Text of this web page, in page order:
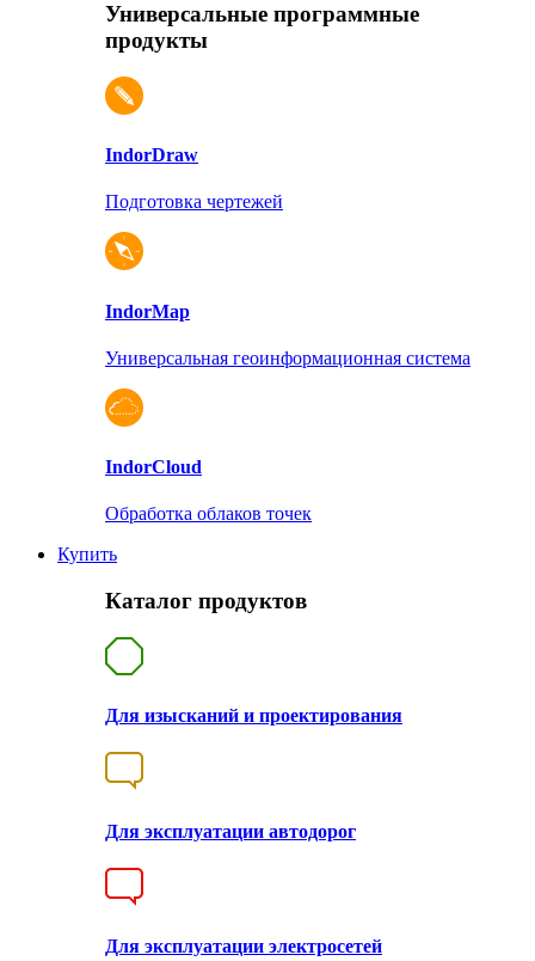
Универсальные программные
продукты
IndorDraw
Подготовка чертежей
IndorMap
Универсальная геоинформационная система
IndorCloud
Обработка облаков точек
Купить
Каталог продуктов
Для изысканий и проектирования
Для эксплуатации автодорог
Для эксплуатации электросетей